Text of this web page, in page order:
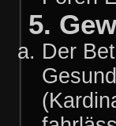
5.
Der